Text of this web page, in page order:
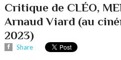
Critique de CLÉO,
Arnaud Viard (au
2023)
Share